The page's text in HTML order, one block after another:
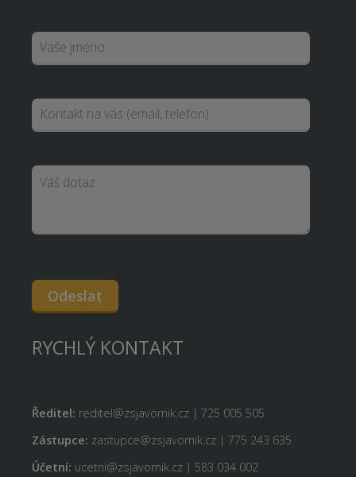
Odeslat
RYCHLÝ KONTAKT
Ředitel: reditel@zsjavornik.cz | 725 005 505
Zástupce: zastupce@zsjavornik.cz | 775 243 635
Účetní: ucetni@zsjavornik.cz | 583 034 002